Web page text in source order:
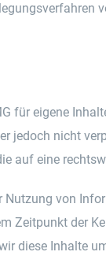
für eigene
jedoch nicht
auf eine
von
Zeitpunkt der
diese Inhalte